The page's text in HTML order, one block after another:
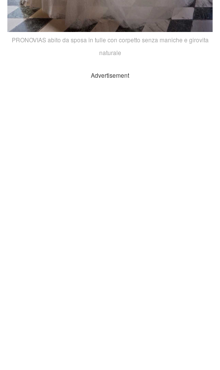
PRONOVIAS abito da sposa in tulle con corpetto senza maniche e girovita
naturale
Advertisement